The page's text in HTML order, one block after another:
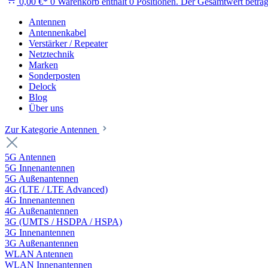
Antennen
Antennenkabel
Verstärker / Repeater
Netztechnik
Marken
Sonderposten
Delock
Blog
Über uns
Zur Kategorie Antennen
5G Antennen
5G Innenantennen
5G Außenantennen
4G (LTE / LTE Advanced)
4G Innenantennen
4G Außenantennen
3G (UMTS / HSDPA / HSPA)
3G Innenantennen
3G Außenantennen
WLAN Antennen
WLAN Innenantennen